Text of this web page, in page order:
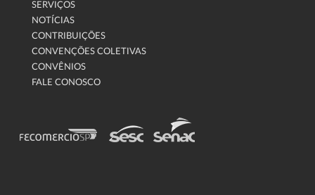
SERVIÇOS
NOTÍCIAS
CONTRIBUIÇÕES
CONVENÇÕES COLETIVAS
CONVÊNIOS
FALE CONOSCO